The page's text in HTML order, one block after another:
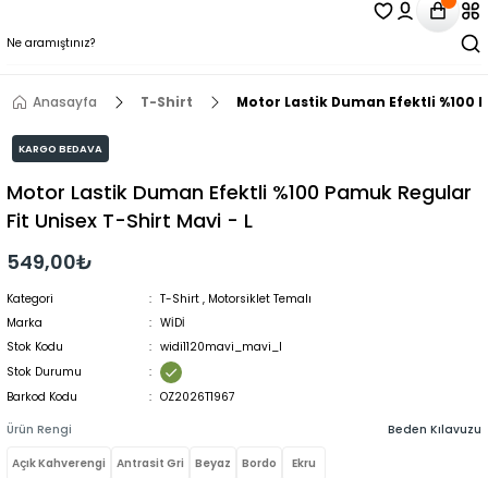
Anasayfa T-Shirt Motor Lastik Duman Efektli %100
KARGO BEDAVA
Motor Lastik Duman Efektli %100 Pamuk Regular
Fit Unisex T-Shirt Mavi - L
549,00₺
Kategori T-Shirt , Motorsiklet Temalı
Marka
WİDİ
Stok Kodu
widi1120mavi_mavi_l
Stok Durumu
Barkod Kodu
OZ2026T1967
Ürün Rengi
Açık Kahverengi Antrasit Gri Beyaz Bordo Ekru
Beden Kılavuzu